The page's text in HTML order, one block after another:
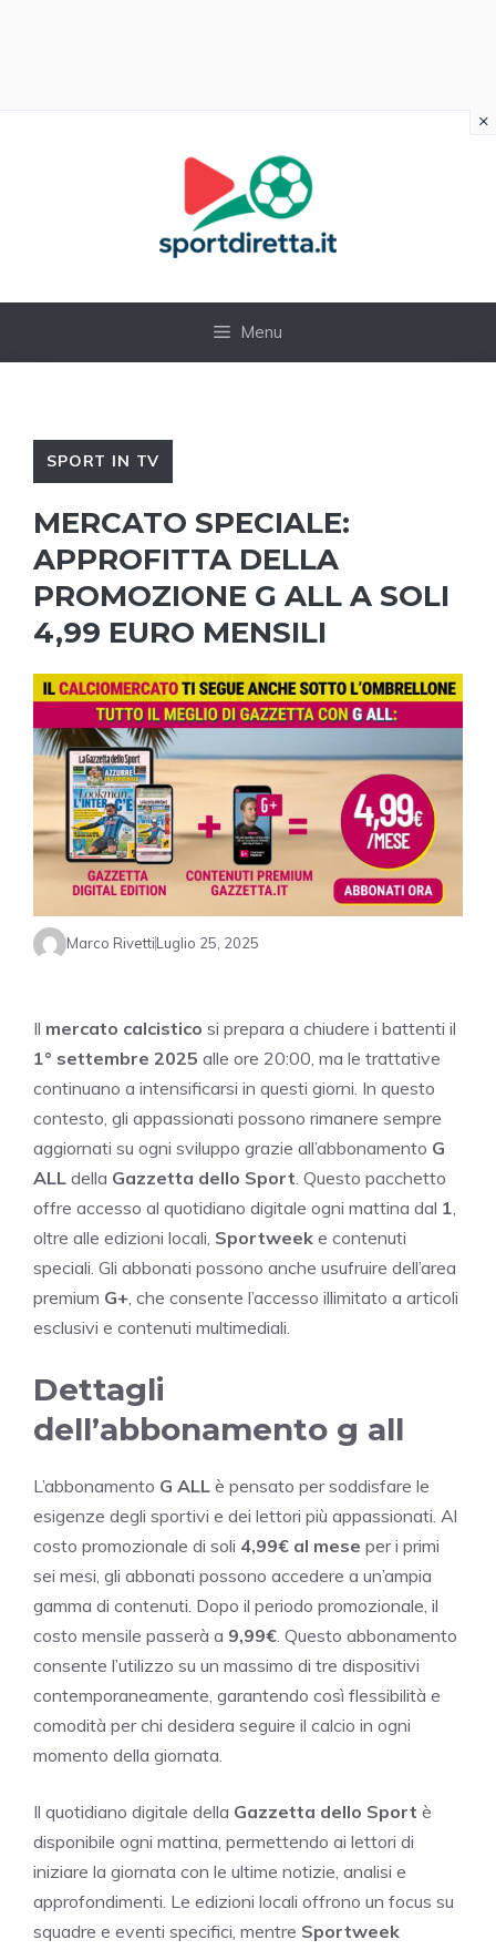
Menu
SPORT IN TV
MERCATO SPECIALE:
APPROFITTA DELLA
PROMOZIONE G ALL A SOLI
4,99 EURO MENSILI
Marco RivettiLuglio 25, 2025
Il mercato calcistico si prepara a chiudere i battenti il
1° settembre 2025 alle ore 20:00, ma le trattative
continuano a intensificarsi in questi giorni. In questo
contesto, gli appassionati possono rimanere sempre
aggiornati su ogni sviluppo grazie all’abbonamento G
ALL della Gazzetta dello Sport . Questo pacchetto
offre accesso al quotidiano digitale ogni mattina dal 1
oltre alle edizioni locali, Sportweek e contenuti
speciali. Gli abbonati possono anche usufruire dell’area
premium G+ , che consente l’accesso illimitato a articoli
esclusivi e contenuti multimediali.
Dettagli
dell’abbonamento g all
L’abbonamento G ALL è pensato per soddisfare le
esigenze degli sportivi e dei lettori più appassionati. Al
costo promozionale di soli 4,99€ al mese per i primi
sei mesi, gli abbonati possono accedere a un’ampia
gamma di contenuti. Dopo il periodo promozionale, il
costo mensile passerà a 9,99€ . Questo abbonamento
consente l’utilizzo su un massimo di tre dispositivi
contemporaneamente, garantendo così flessibilità e
comodità per chi desidera seguire il calcio in ogni
momento della giornata.
Il quotidiano digitale della Gazzetta dello Sport è
disponibile ogni mattina, permettendo ai lettori di
iniziare la giornata con le ultime notizie, analisi e
approfondimenti. Le edizioni locali offrono un focus su
squadre e eventi specifici, mentre Sportweek
×